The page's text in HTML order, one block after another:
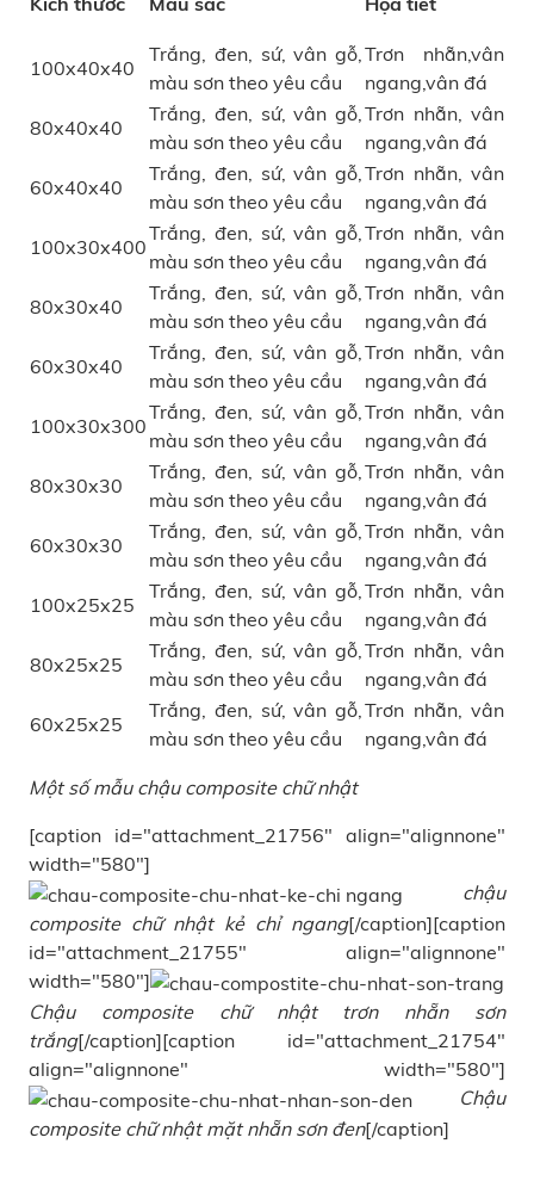
100x40x40
Trắng, đen, sứ, vân gỗ,
màu sơn theo yêu cầu
Trơn nhẵn,vân
ngang,vân đá
80x40x40
Trắng, đen, sứ, vân gỗ,
màu sơn theo yêu cầu
Trơn nhẵn, vân
ngang,vân đá
60x40x40
Trắng, đen, sứ, vân gỗ,
màu sơn theo yêu cầu
Trơn nhẵn, vân
ngang,vân đá
100x30x400
Trắng, đen, sứ, vân gỗ,
màu sơn theo yêu cầu
Trơn nhẵn, vân
ngang,vân đá
80x30x40
Trắng, đen, sứ, vân gỗ,
màu sơn theo yêu cầu
Trơn nhẵn, vân
ngang,vân đá
60x30x40
Trắng, đen, sứ, vân gỗ,
màu sơn theo yêu cầu
Trơn nhẵn, vân
ngang,vân đá
100x30x300
Trắng, đen, sứ, vân gỗ,
màu sơn theo yêu cầu
Trơn nhẵn, vân
ngang,vân đá
80x30x30
Trắng, đen, sứ, vân gỗ,
màu sơn theo yêu cầu
Trơn nhẵn, vân
ngang,vân đá
60x30x30
Trắng, đen, sứ, vân gỗ,
màu sơn theo yêu cầu
Trơn nhẵn, vân
ngang,vân đá
100x25x25
Trắng, đen, sứ, vân gỗ,
màu sơn theo yêu cầu
Trơn nhẵn, vân
ngang,vân đá
80x25x25
Trắng, đen, sứ, vân gỗ,
màu sơn theo yêu cầu
Trơn nhẵn, vân
ngang,vân đá
60x25x25
Trắng, đen, sứ, vân gỗ,
màu sơn theo yêu cầu
Trơn nhẵn, vân
ngang,vân đá
Một số mẫu chậu composite chữ nhật
[caption id="attachment_21756" align="alignnone"
width="580"]
chậu
composite chữ nhật kẻ chỉ ngang[/caption][caption
id="attachment_21755" align="alignnone"
width="580"]
Chậu composite chữ nhật trơn nhẵn sơn
trắng[/caption][caption id="attachment_21754"
align="alignnone" width="580"]
Chậu
composite chữ nhật mặt nhẵn sơn đen[/caption]